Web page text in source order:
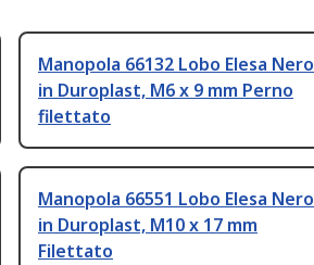
Manopola 66132 Lobo Elesa Nero
in Duroplast, M6 x 9 mm Perno
filettato
Manopola 66551 Lobo Elesa Nero
in Duroplast, M10 x 17 mm
Filettato